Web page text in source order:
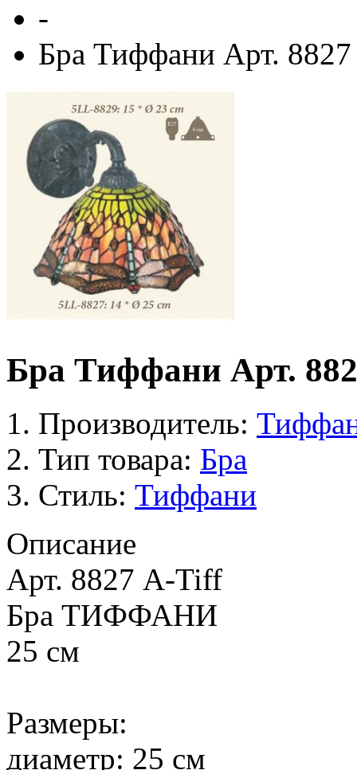
-
Бра Тиффани Арт.
Бра Тиффани Арт.
Производитель:
Тип товара: Бра
Стиль: Тиффани
Описание
Арт. 8827 A-Tiff
Бра ТИФФАНИ
25 см
Размеры:
диаметр: 25 см